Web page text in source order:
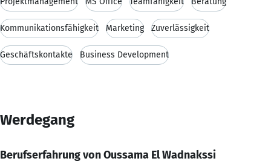
Kommunikationsfähigkeit Marketing Zuverlässigkeit
Geschäftskontakte Business Development
Werdegang
Berufserfahrung von Oussama El Wadnakssi